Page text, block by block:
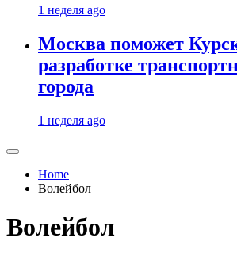
1 неделя ago
Москва поможет
разработке
города
1 неделя ago
Home
Волейбол
Волейбол